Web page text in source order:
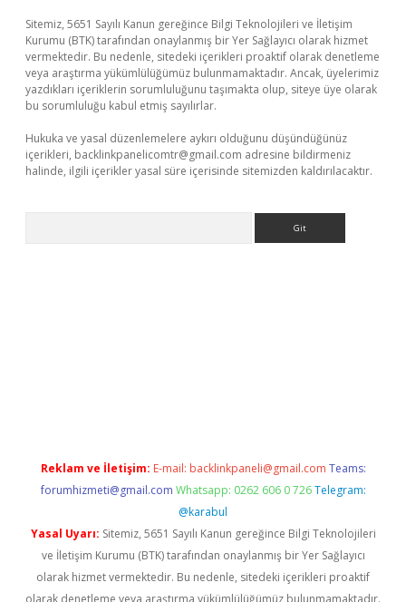
Sitemiz, 5651 Sayılı Kanun gereğince Bilgi Teknolojileri ve İletişim
Kurumu (BTK) tarafından onaylanmış bir Yer Sağlayıcı olarak hizmet
vermektedir. Bu nedenle, sitedeki içerikleri proaktif olarak denetleme
veya araştırma yükümlülüğümüz bulunmamaktadır. Ancak, üyelerimiz
yazdıkları içeriklerin sorumluluğunu taşımakta olup, siteye üye olarak
bu sorumluluğu kabul etmiş sayılırlar.
Hukuka ve yasal düzenlemelere aykırı olduğunu düşündüğünüz
içerikleri, backlinkpanelicomtr@gmail.com adresine bildirmeniz
halinde, ilgili içerikler yasal süre içerisinde sitemizden kaldırılacaktır.
Reklam ve İletişim: E-mail: backlinkpaneli@gmail.com Teams:
forumhizmeti@gmail.com Whatsapp: 0262 606 0 726 Telegram:
@karabul
Yasal Uyarı: Sitemiz, 5651 Sayılı Kanun gereğince Bilgi Teknolojileri
ve İletişim Kurumu (BTK) tarafından onaylanmış bir Yer Sağlayıcı
olarak hizmet vermektedir. Bu nedenle, sitedeki içerikleri proaktif
olarak denetleme veya araştırma yükümlülüğümüz bulunmamaktadır.